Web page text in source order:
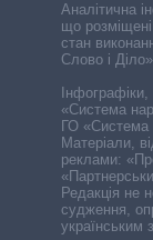
Аналітична
що
стан
Слово і
«Система
ГО «Система
Матеріали,
реклами:
Редакція не
судження,
українським